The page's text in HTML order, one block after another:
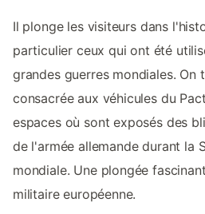
Il plonge les visiteurs dans
particulier ceux qui ont été
grandes guerres mondiales. On
consacrée aux véhicules du
espaces où sont exposés des
de l'armée allemande durant la
mondiale. Une plongée
militaire européenne.